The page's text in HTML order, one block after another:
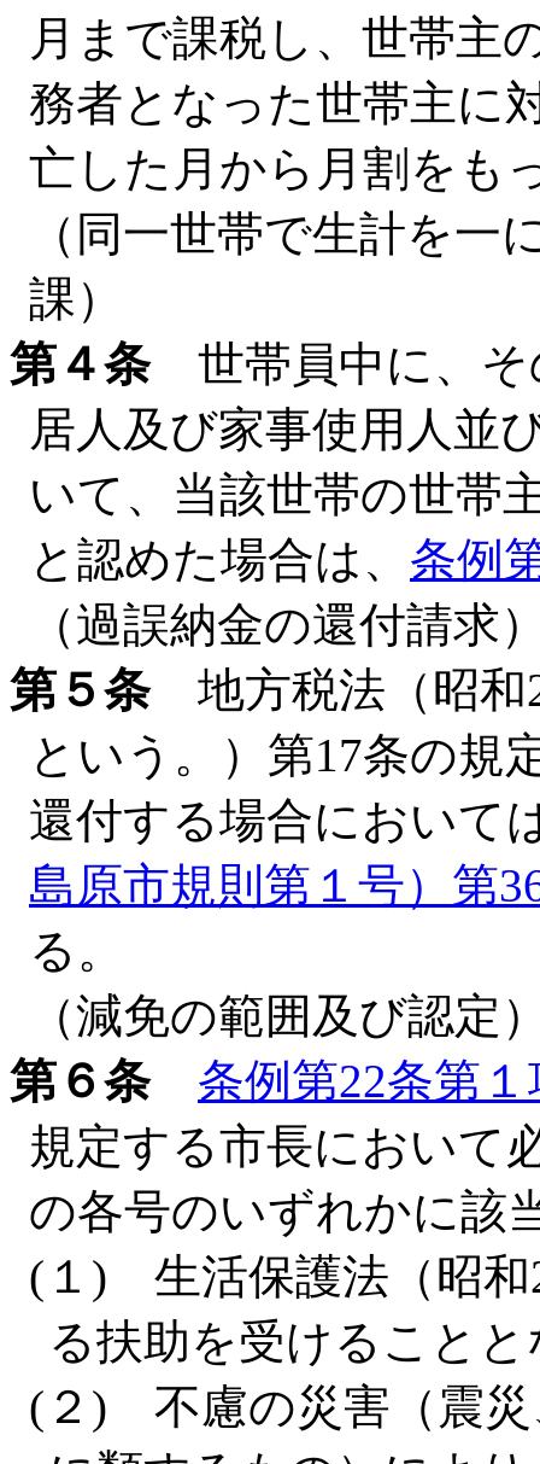
月まで課税し、世帯主
務者となった世帯主に
亡した月から月割をも
（同一世帯で生計を一
課）
第４条世帯員中に、そ
居人及び家事使用人並
いて、当該世帯の世帯
と認めた場合は、 条例
（過誤納金の還付請求
第５条地方税法（昭和
という。）第17条の規
還付する場合において
島原市規則第１号）第
る。
（減免の範囲及び認定
第６条
条例第22条第１
規定する市長において
の各号のいずれかに該
(１) 生活保護法（昭和
る扶助を受けること
(２) 不慮の災害（震災